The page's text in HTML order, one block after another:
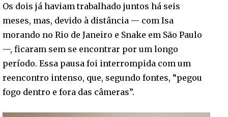
Os dois já haviam trabalhado juntos há seis
meses, mas, devido à distância — com Isa
morando no Rio de Janeiro e Snake em São Paulo
—, ficaram sem se encontrar por um longo
período. Essa pausa foi interrompida com um
reencontro intenso, que, segundo fontes, “pegou
fogo dentro e fora das câmeras”.